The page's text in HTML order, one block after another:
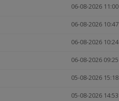
06-08-2026 11:00
06-08-2026 10:47
06-08-2026 10:24
06-08-2026 09:25
05-08-2026 15:18
05-08-2026 14:53